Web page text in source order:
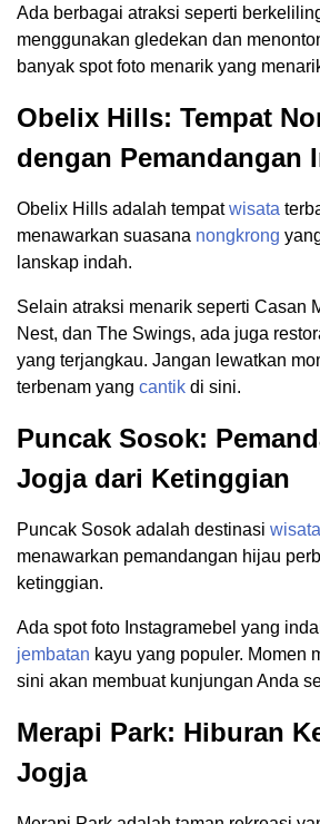
Ada berbagai atraksi seperti
menggunakan gledekan dan
banyak spot foto menarik yang
Obelix Hills: Tempat
dengan Pemandangan
Obelix Hills adalah tempatwisata
menawarkan suasana nongkrong
lanskap indah.
Selain atraksi menarik seperti Casan
Nest, dan The Swings, ada juga
yang terjangkau. Jangan lewatkan
terbenam yang cantik di sini.
Puncak Sosok:
Jogja dari Ketinggian
Puncak Sosok adalah destinasi wisata
menawarkan pemandangan hijau
ketinggian.
Ada spot foto Instagramebel yang
jembatan kayu yang populer. Momen
sini akan membuat kunjungan Anda
Merapi Park: Hiburan
Jogja